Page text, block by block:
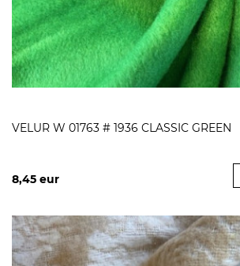
VELUR W 01763 # 1936 CLASSIC GREEN
8,45 eur